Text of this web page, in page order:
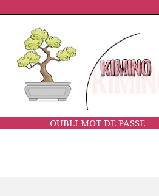
OUBLI MOT DE PASSE